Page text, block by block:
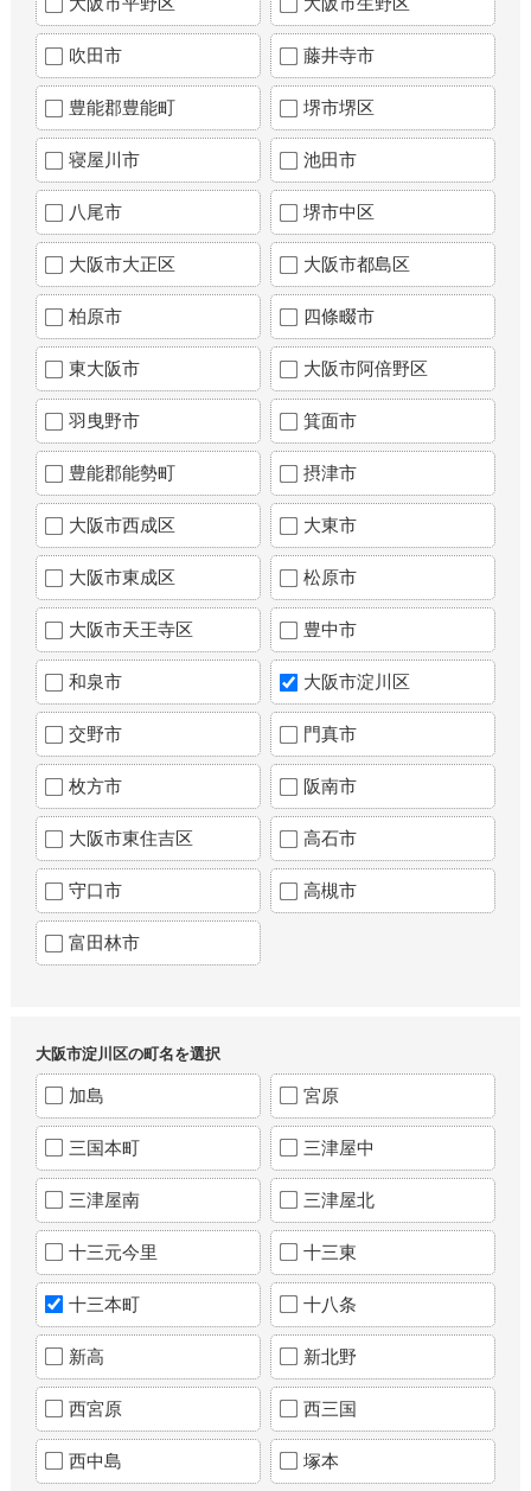
吹田市 藤井寺市
豊能郡豊能町 堺市堺区
寝屋川市 池田市
八尾市 堺市中区
大阪市大正区 大阪市都島区
柏原市 四條畷市
東大阪市 大阪市阿倍野区
羽曳野市 箕面市
豊能郡能勢町 摂津市
大阪市西成区 大東市
大阪市東成区 松原市
大阪市天王寺区 豊中市
和泉市 大阪市淀川区
交野市 門真市
枚方市 阪南市
大阪市東住吉区 高石市
守口市 高槻市
富田林市
大阪市淀川区の町名を選択
加島 宮原
三国本町 三津屋中
三津屋南 三津屋北
十三元今里 十三東
十三本町 十八条
新高 新北野
西宮原 西三国
西中島 塚本